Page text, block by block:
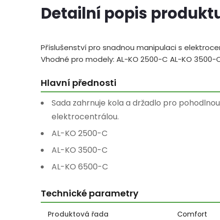
Detailní popis
Příslušenství pro snadnou manipulaci s
Vhodné pro modely: AL-KO 2500-C AL-KO 3500-
Hlavní přednosti
Sada zahrnuje kola a držadlo pro
elektrocentrálou.
AL-KO 2500-C
AL-KO 3500-C
AL-KO 6500-C
Technické parametry
Produktová řada Comfort